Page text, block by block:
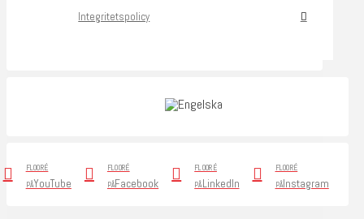
Integritetspolicy
FLOORÉ
PÅYouTube
FLOORÉ
PÅFacebook
FLOORÉ
PÅLinkedIn
FLOORÉ
PÅInstagram